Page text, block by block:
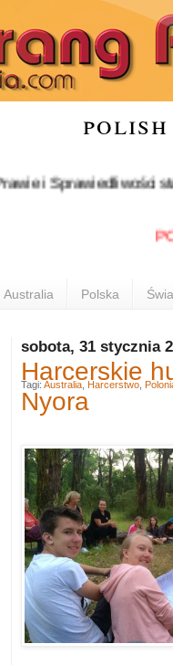
stał się
Australia Polska
sobota, 31 stycznia
Harcerskie
Nyora
Tagi: Australia Harcerstwo